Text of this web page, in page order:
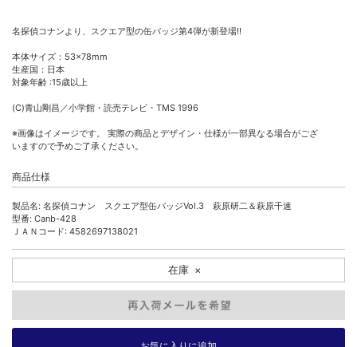
名探偵コナンより、スクエア型の缶バッジ第4弾が新登場!!
本体サイズ：53×78mm
生産国：日本
対象年齢 :15歳以上
(C)青山剛昌／小学館・読売テレビ・TMS 1996
※画像はイメージです。 実際の商品とデザイン・仕様が一部異なる場合がござ
いますので予めご了承ください。
商品仕様
製品名: 名探偵コナン スクエア型缶バッジVol.3 萩原研二＆萩原千速
型番: Canb-428
ＪＡＮコード: 4582697138021
在庫 ×